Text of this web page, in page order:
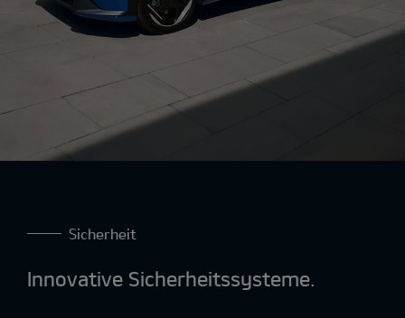
Sicherheit
Innovative Sicherheitssysteme.